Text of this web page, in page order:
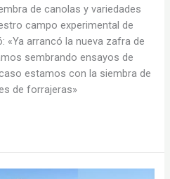
de canolas y variedades
campo experimental de
«Ya arrancó la nueva zafra de
sembrando ensayos de
estamos con la siembra de
de forrajeras»